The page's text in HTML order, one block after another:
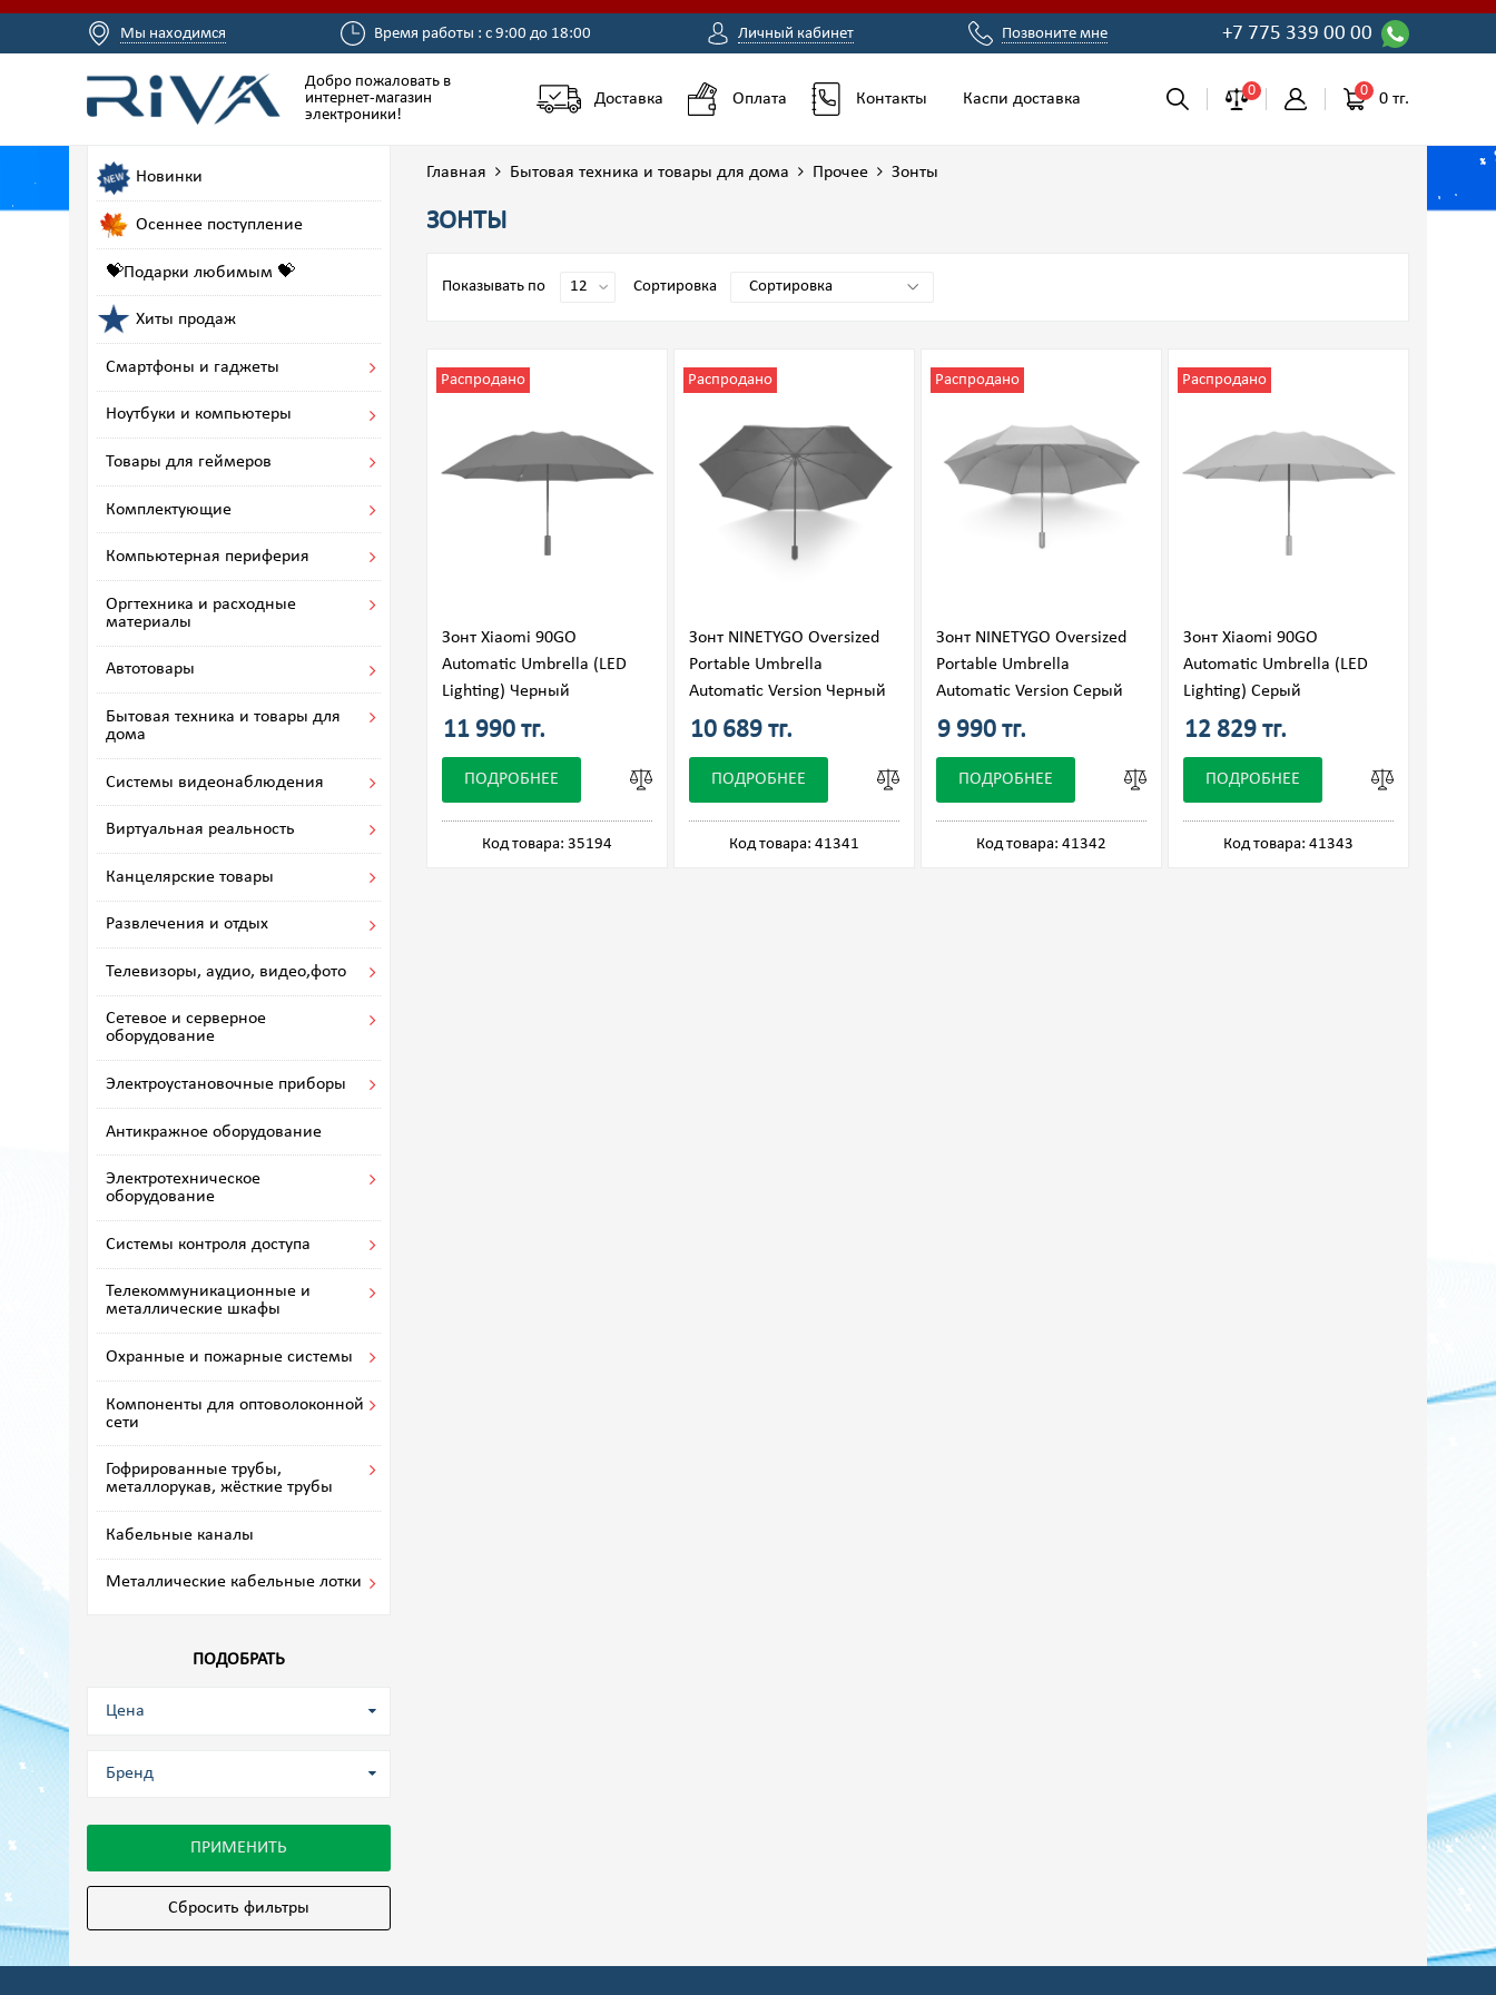
Мы находимся Время работы : с 9:00 до 18:00 Личный кабинет Позвоните мне +7 775 339 00 00
Добро пожаловать в
интернет-магазин
электроники!
Доставка Оплата Контакты Каспи доставка 0 0 0 тг.
Главная Бытовая техника и товары для дома Прочее Зонты
ЗОНТЫ
Показывать по Сортировка
Зонт Xiaomi 90GO
Automatic Umbrella (LED
Lighting) Черный
Распродано
11 990 тг.
ПОДРОБНЕЕ
Код товара: 35194
Зонт NINETYGO Oversized
Portable Umbrella
Automatic Version Черный
Распродано
10 689 тг.
ПОДРОБНЕЕ
Код товара: 41341
Зонт NINETYGO Oversized
Portable Umbrella
Automatic Version Серый
Распродано
9 990 тг.
ПОДРОБНЕЕ
Код товара: 41342
Зонт Xiaomi 90GO
Automatic Umbrella (LED
Lighting) Серый
Распродано
12 829 тг.
ПОДРОБНЕЕ
Код товара: 41343
Новинки
Осеннее поступление
💝Подарки любимым 💝
Хиты продаж
Смартфоны и гаджеты
Ноутбуки и компьютеры
Товары для геймеров
Комплектующие
Компьютерная периферия
Оргтехника и расходные
материалы
Автотовары
Бытовая техника и товары для
дома
Системы видеонаблюдения
Виртуальная реальность
Канцелярские товары
Развлечения и отдых
Телевизоры, аудио, видео,фото
Сетевое и серверное
оборудование
Электроустановочные приборы
Антикражное оборудование
Электротехническое
оборудование
Системы контроля доступа
Телекоммуникационные и
металлические шкафы
Охранные и пожарные системы
Компоненты для оптоволоконной
сети
Гофрированные трубы,
металлорукав, жёсткие трубы
Кабельные каналы
Металлические кабельные лотки
ПОДОБРАТЬ
Цена
Бренд
ПРИМЕНИТЬ
Сбросить фильтры